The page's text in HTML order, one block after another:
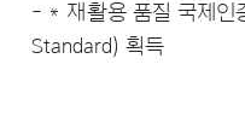
* 재활용 품질 국제인
Standard) 획득